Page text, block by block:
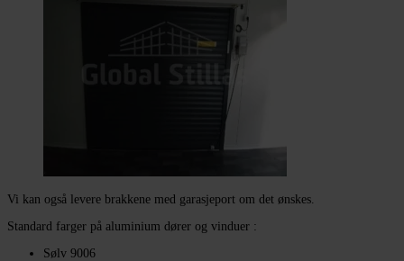
Vi kan også levere brakkene med garasjeport om det ønskes.
Standard farger på aluminium dører og vinduer :
Sølv 9006